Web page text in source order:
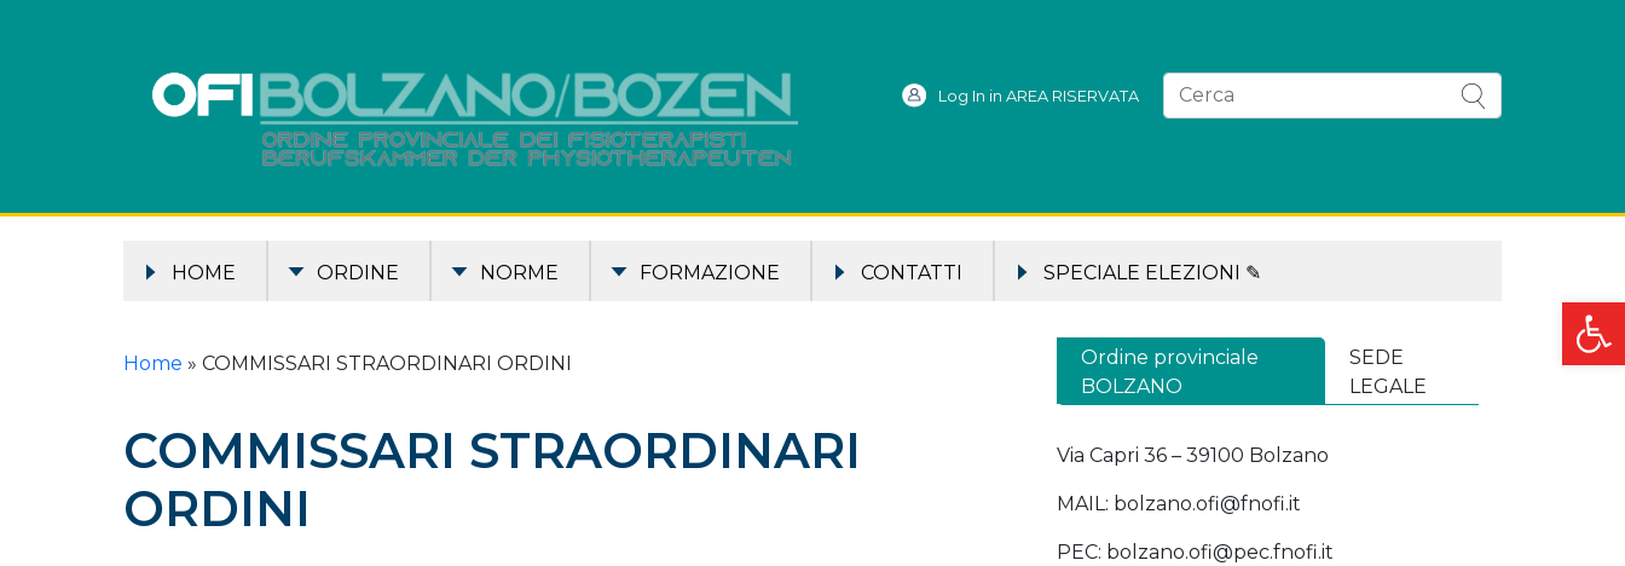
Apri
Log In in AREA RISERVATA
HOME ORDINE NORME FORMAZIONE CONTATTI SPECIALE ELEZIONI ✎
Home » COMMISSARI STRAORDINARI ORDINI
COMMISSARI STRAORDINARI
ORDINI
Ordine provinciale
BOLZANO
SEDE
LEGALE
Via Capri 36 – 39100 Bolzano
MAIL: bolzano.ofi@fnofi.it
PEC: bolzano.ofi@pec.fnofi.it